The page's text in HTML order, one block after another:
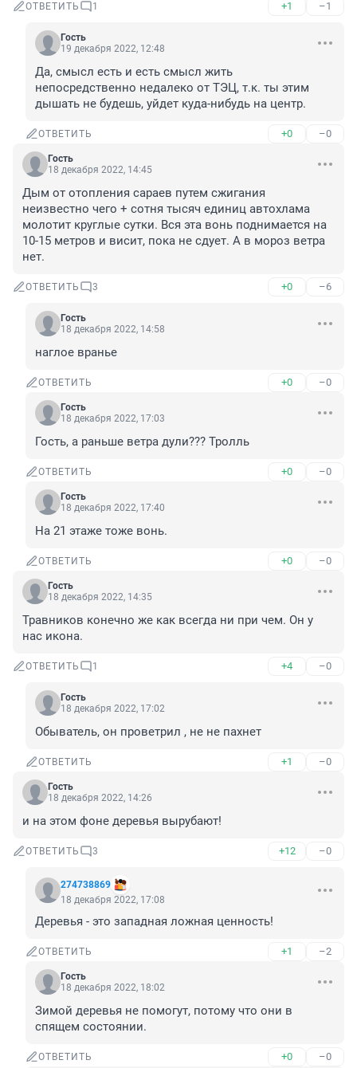
ОТВЕТИТЬ 1 +1 –1
Гость
19 декабря 2022, 12:48
Да, смысл есть и есть смысл жить
непосредственно недалеко от ТЭЦ, т.к. ты этим
дышать не будешь, уйдет куда-нибудь на центр.
ОТВЕТИТЬ +0 –0
Гость
18 декабря 2022, 14:45
Дым от отопления сараев путем сжигания
неизвестно чего + сотня тысяч единиц автохлама
молотит круглые сутки. Вся эта вонь поднимается на
10-15 метров и висит, пока не сдует. А в мороз ветра
нет.
ОТВЕТИТЬ 3 +0 –6
Гость
18 декабря 2022, 14:58
наглое вранье
ОТВЕТИТЬ +0 –0
Гость
18 декабря 2022, 17:03
Гость, а раньше ветра дули??? Тролль
ОТВЕТИТЬ +0 –0
Гость
18 декабря 2022, 17:40
На 21 этаже тоже вонь.
ОТВЕТИТЬ +0 –0
Гость
18 декабря 2022, 14:35
Травников конечно же как всегда ни при чем. Он у
нас икона.
ОТВЕТИТЬ 1 +4 –0
Гость
18 декабря 2022, 17:02
Обыватель, он проветрил , не не пахнет
ОТВЕТИТЬ +1 –0
Гость
18 декабря 2022, 14:26
и на этом фоне деревья вырубают!
ОТВЕТИТЬ 3 +12 –0
274738869
18 декабря 2022, 17:08
Деревья - это западная ложная ценность!
ОТВЕТИТЬ +1 –2
Гость
18 декабря 2022, 18:02
Зимой деревья не помогут, потому что они в
спящем состоянии.
ОТВЕТИТЬ +0 –0